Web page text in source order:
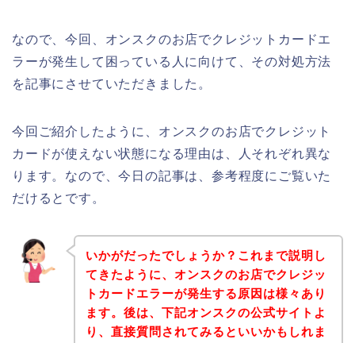
なので、今回、オンスクのお店でクレジットカードエ
ラーが発生して困っている人に向けて、その対処方法
を記事にさせていただきました。
今回ご紹介したように、オンスクのお店でクレジット
カードが使えない状態になる理由は、人それぞれ異な
ります。なので、今日の記事は、参考程度にご覧いた
だけるとです。
いかがだったでしょうか？これまで説明し
てきたように、オンスクのお店でクレジッ
トカードエラーが発生する原因は様々あり
ます。後は、下記オンスクの公式サイトよ
り、直接質問されてみるといいかもしれま